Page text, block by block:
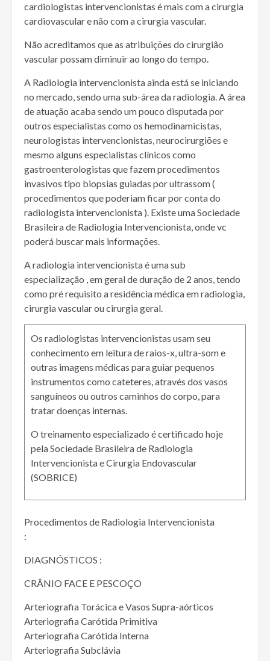
cardiologistas intervencionistas é mais com a cirurgia
cardiovascular e não com a cirurgia vascular.
Não acreditamos que as atribuições do cirurgião
vascular possam diminuir ao longo do tempo.
A Radiologia intervencionista ainda está se iniciando
no mercado, sendo uma sub-área da radiologia. A área
de atuação acaba sendo um pouco disputada por
outros especialistas como os hemodinamicistas,
neurologistas intervencionistas, neurocirurgiões e
mesmo alguns especialistas clínicos como
gastroenterologistas que fazem procedimentos
invasivos tipo biopsias guiadas por ultrassom (
procedimentos que poderiam ficar por conta do
radiologista intervencionista ). Existe uma Sociedade
Brasileira de Radiologia Intervencionista, onde vc
poderá buscar mais informações.
A radiologia intervencionista é uma sub
especialização , em geral de duração de 2 anos, tendo
como pré requisito a residência médica em radiologia,
cirurgia vascular ou cirurgia geral.
Os radiologistas intervencionistas usam seu
conhecimento em leitura de raios-x, ultra-som e
outras imagens médicas para guiar pequenos
instrumentos como cateteres, através dos vasos
sanguíneos ou outros caminhos do corpo, para
tratar doenças internas.
O treinamento especializado é certificado hoje
pela Sociedade Brasileira de Radiologia
Intervencionista e Cirurgia Endovascular
(SOBRICE)
Procedimentos de Radiologia Intervencionista
:
DIAGNÓSTICOS :
CRÂNIO FACE E PESCOÇO
Arteriografia Torácica e Vasos Supra-aórticos
Arteriografia Carótida Primitiva
Arteriografia Carótida Interna
Arteriografia Subclávia